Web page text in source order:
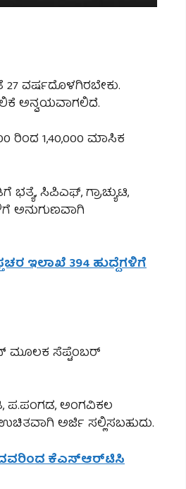
27 ವರ್ಷದೊಳಗಿರಬೇಕು.
ಅನ್ವಯವಾಗಲಿದೆ.
ರಿಂದ 1,40,000 ಮಾಸಿಕ
ಸಿಪಿಎಫ್, ಗ್ರಾಚ್ಯುಟಿ,
ಅನುಗುಣವಾಗಿ
ಇಲಾಖೆ 394 ಹುದ್ದೆಗಳಿಗೆ
ಮೂಲಕ ಸೆಪ್ಟೆಂಬರ್
ಪ.ಪಂಗಡ, ಅಂಗವಿಕಲ
ಅರ್ಜಿ ಸಲ್ಲಿಸಬಹುದು.
ಕೆಎಸ್‌ಆರ್‌ಟಿಸಿ